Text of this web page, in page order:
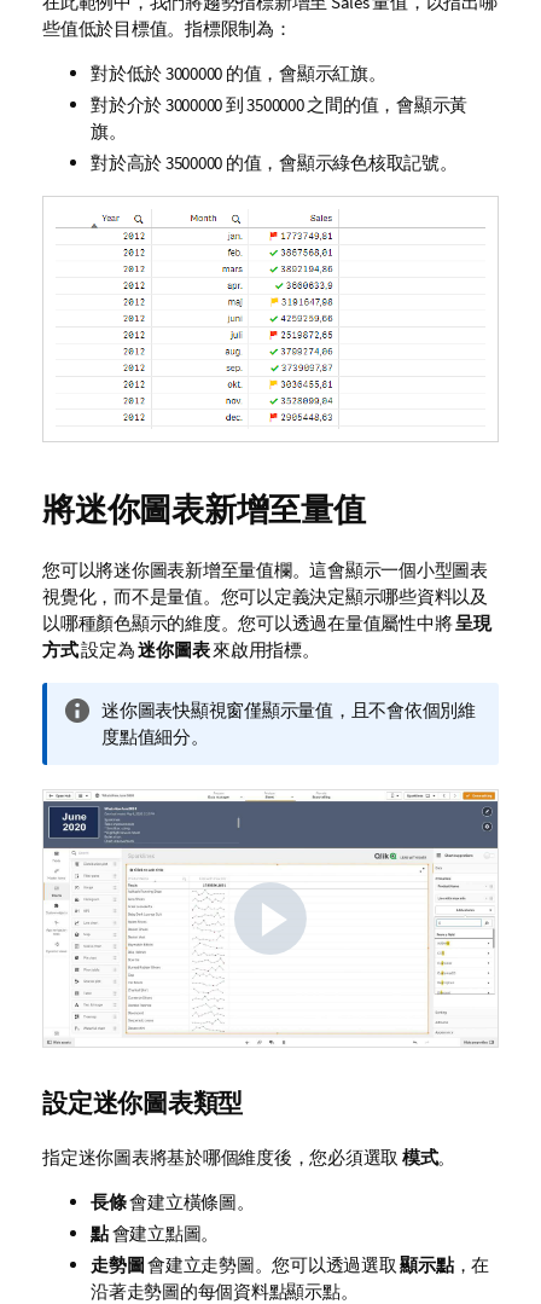
些值低於目標值。指標限制為：
對於低於 3000000 的值，會顯示紅旗。
對於介於 3000000 到 3500000 之間的值，會顯示黃
旗。
對於高於 3500000 的值，會顯示綠色核取記號。
將迷你圖表新增至量值
您可以將迷你圖表新增至量值欄。這會顯示一個小型圖表
視覺化，而不是量值。您可以定義決定顯示哪些資料以及
以哪種顏色顯示的維度。您可以透過在量值屬性中將呈現
方式設定為迷你圖表來啟用指標。
資
訊
註
迷你圖表快顯視窗僅顯示量值，且不會依個別維
度點值細分。
設定迷你圖表類型
指定迷你圖表將基於哪個維度後，您必須選取 模式。
長條會建立橫條圖。
點會建立點圖。
走勢圖會建立走勢圖。您可以透過選取顯示點，在
沿著走勢圖的每個資料點顯示點。